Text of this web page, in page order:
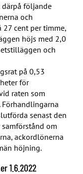
därpå följande
och
cent per timme,
höjs med 2,0
och
på 0,53
för
raten som
senast den
om
ackordlönerna
höjning.
1.6.2022